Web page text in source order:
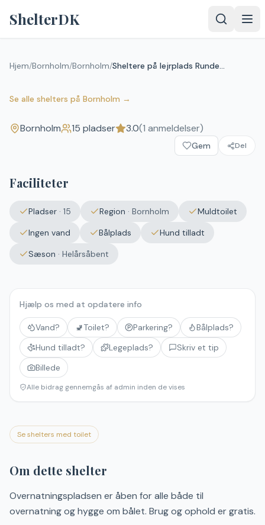
ShelterDK
Hjem/Bornholm/Bornholm/ Sheltere på lejrplads Rundemosen
Se alle shelters på Bornholm →
Rundemosen
3.0 anmeldelser)
Bornholm 15 pladser 3.0(1 anmeldelser)
Gem Del
Faciliteter
Pladser · 15 Region · Bornholm
Muldtoilet
Ingen vand
Bålplads
Hund tilladt
Sæson · Helårsåbent
Hjælp os med at opdatere info
Vand? 🚽Toilet? Parkering?
Bålplads?
Hund tilladt?
Legeplads?
Skriv et tip
Billede
Alle bidrag gennemgås af admin inden de vises
Se shelters med toilet
Om dette shelter
Overnatningspladsen er åben for alle både til
overnatning og hygge om bålet. Brug og ophold er gratis.